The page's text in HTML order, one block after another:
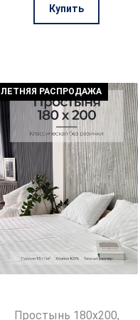
составляла
4335₽.
Купить
ЛЕТНЯЯ РАСПРОДАЖА
Простынь 180х200,